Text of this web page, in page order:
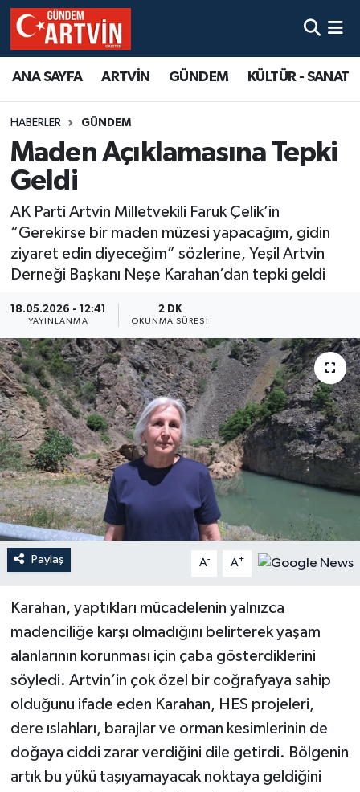
ANA SAYFA ARTVİN GÜNDEM KÜLTÜR - SANAT
HABERLER GÜNDEM
Maden Açıklamasına Tepki
Geldi
AK Parti Artvin Milletvekili Faruk Çelik’in
“Gerekirse bir maden müzesi yapacağım, gidin
ziyaret edin diyeceğim” sözlerine, Yeşil Artvin
Derneği Başkanı Neşe Karahan’dan tepki geldi
18.05.2026 - 12:41
YAYINLANMA
2 DK
OKUNMA SÜRESI
Paylaş A- A+
Karahan, yaptıkları mücadelenin yalnızca
madenciliğe karşı olmadığını belirterek yaşam
alanlarının korunması için çaba gösterdiklerini
söyledi. Artvin’in çok özel bir coğrafyaya sahip
olduğunu ifade eden Karahan, HES projeleri,
dere ıslahları, barajlar ve orman kesimlerinin de
doğaya ciddi zarar verdiğini dile getirdi. Bölgenin
artık bu yükü taşıyamayacak noktaya geldiğini